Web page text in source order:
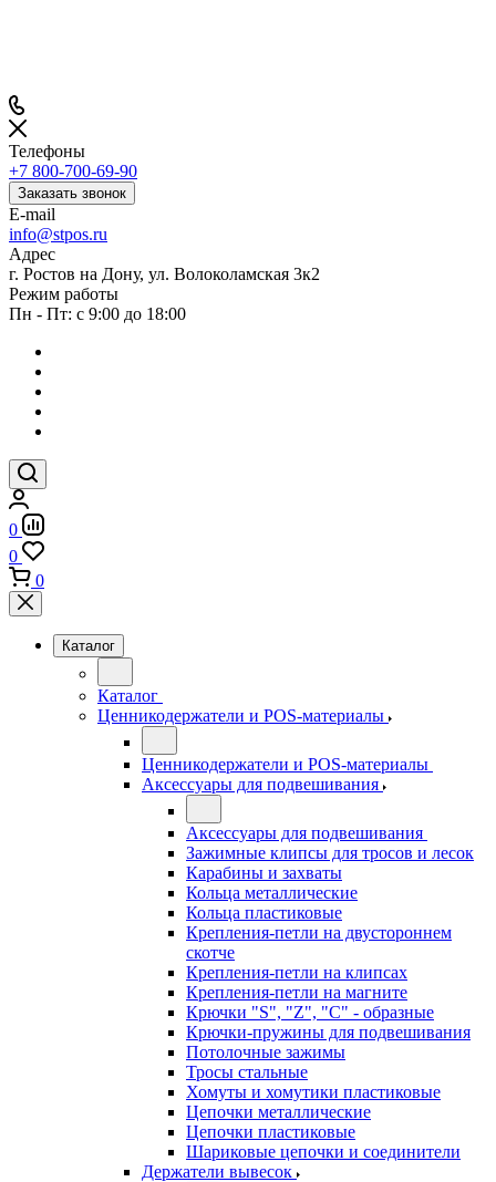
Телефоны
+7 800-700-69-90
Заказать звонок
E-mail
info@stpos.ru
Адрес
г. Ростов на Дону, ул. Волоколамская 3к2
Режим работы
Пн - Пт: с 9:00 до 18:00
0
0
0
Каталог
Каталог
Ценникодержатели и POS-материалы
Ценникодержатели и POS-материалы
Аксессуары для подвешивания
Аксессуары для подвешивания
Зажимные клипсы для тросов и лесок
Карабины и захваты
Кольца металлические
Кольца пластиковые
Крепления-петли на двустороннем
скотче
Крепления-петли на клипсах
Крепления-петли на магните
Крючки "S", "Z", "C" - образные
Крючки-пружины для подвешивания
Потолочные зажимы
Тросы стальные
Хомуты и хомутики пластиковые
Цепочки металлические
Цепочки пластиковые
Шариковые цепочки и соединители
Держатели вывесок